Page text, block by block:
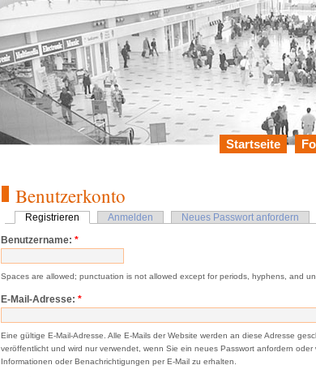
Startseite
Benutzerkonto
Registrieren Anmelden
Neues Passwort anfordern
Benutzername: *
Spaces are allowed; punctuation is not allowed except for periods, hyphens, and
E-Mail-Adresse: *
Eine gültige E-Mail-Adresse. Alle E-Mails der Website werden an diese Adresse
veröffentlicht und wird nur verwendet, wenn Sie ein neues Passwort anfordern oder
Informationen oder Benachrichtigungen per E-Mail zu erhalten.